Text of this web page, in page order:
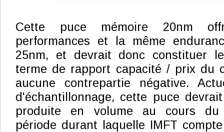
Cette puce mémoire 20nm
performances et la même
25nm, et devrait donc constituer
terme de rapport capacité / prix du
aucune contrepartie négative.
d'échantillonnage, cette puce
produite en volume au cours du
période durant laquelle IMFT